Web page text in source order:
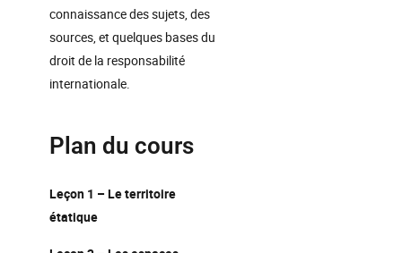
connaissance des sujets, des
sources, et quelques bases du
droit de la responsabilité
internationale.
Plan du cours
Leçon 1 – Le territoire
étatique